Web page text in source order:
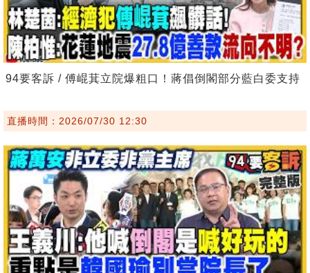
94要客訴 / 傅崐萁立院爆粗口！蔣倡倒閣部分藍白委支持
直播時間：2026/07/30 12:30